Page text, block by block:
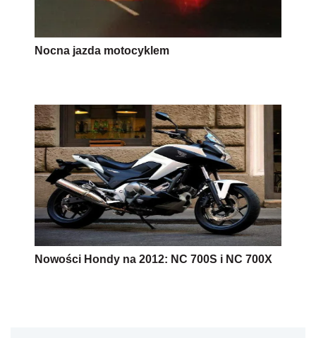
Nocna jazda motocyklem
Nowości Hondy na 2012: NC 700S i NC 700X